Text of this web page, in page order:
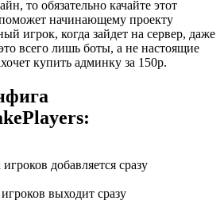
то обязательно качайте этот
начинающему проекту
игрок, когда зайдет на сервер, даже
всего лишь боты, а не настоящие
купить админку за 150р.
добавляется сразу
выходит сразу